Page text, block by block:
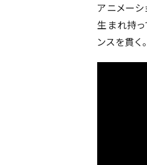
アニメー
生まれ持
ンスを貫く。